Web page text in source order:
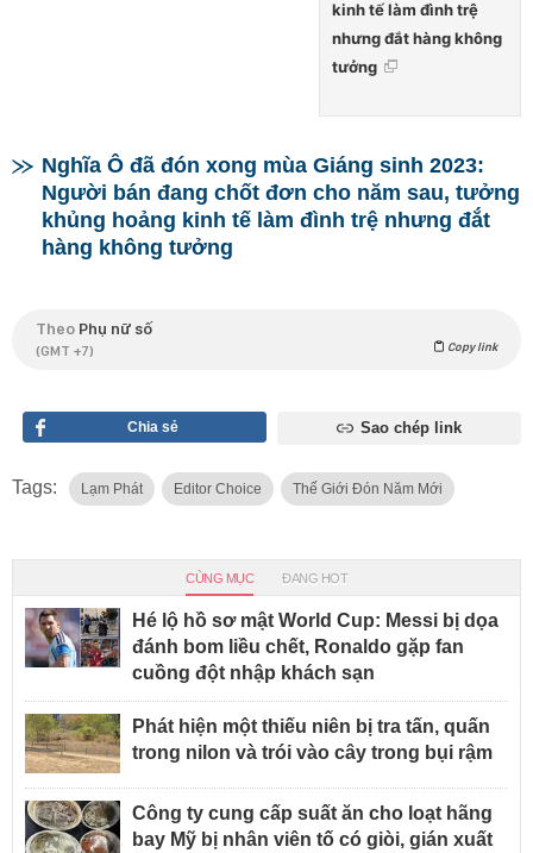
kinh tế làm đình trệ
nhưng đắt hàng không
tưởng
Nghĩa Ô đã đón xong mùa Giáng sinh 2023:
Người bán đang chốt đơn cho năm sau, tưởng
khủng hoảng kinh tế làm đình trệ nhưng đắt
hàng không tưởng
Theo Phụ nữ số
(GMT +7) Copy link
Chia sẻ Sao chép link
Tags: Lạm Phát Editor Choice Thế Giới Đón Năm Mới
CÙNG MỤC ĐANG HOT
Hé lộ hồ sơ mật World Cup: Messi bị dọa
đánh bom liều chết, Ronaldo gặp fan
cuồng đột nhập khách sạn
Phát hiện một thiếu niên bị tra tấn, quấn
trong nilon và trói vào cây trong bụi rậm
Công ty cung cấp suất ăn cho loạt hãng
bay Mỹ bị nhân viên tố có giòi, gián xuất